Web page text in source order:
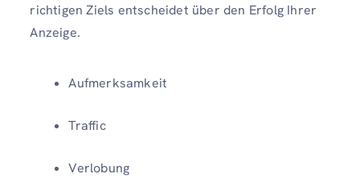
richtigen Ziels entscheidet über den Erfolg Ihrer
Anzeige.
Aufmerksamkeit
Traffic
Verlobung